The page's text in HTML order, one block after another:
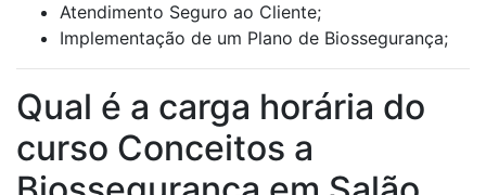
Atendimento Seguro ao Cliente;
Implementação de um Plano de Biossegurança;
Qual é a carga horária do
curso Conceitos a